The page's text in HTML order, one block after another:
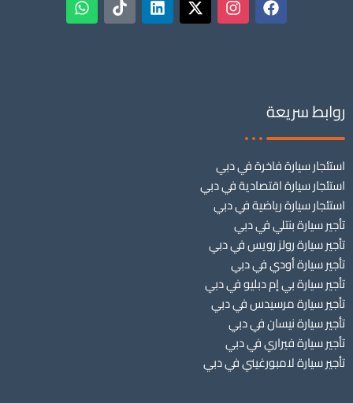
روابط سريعة
استئجار سيارة فاخرة في دبي
استئجار سيارة اقتصادية في دبي
استئجار سيارة رياضية في دبي
تأجير سيارة بنتلي في دبي
تأجير سيارة رولز رويس في دبي
تأجير سيارة أودي في دبي
تأجير سيارة بي إم دبليو في دبي
تأجير سيارة مرسيدس في دبي
تأجير سيارة نيسان في دبي
تأجير سيارة فيراري في دبي
تأجير سيارة لامبورغيني في دبي